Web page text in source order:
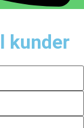
kunder